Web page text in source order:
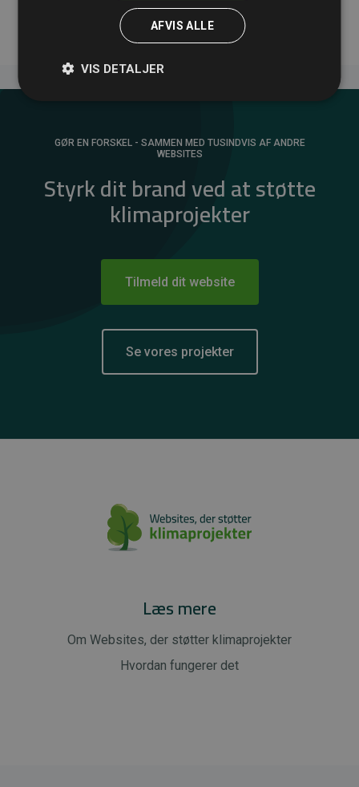
GØR EN FORSKEL - SAMMEN MED TUSINDVIS AF ANDRE
WEBSITES
Styrk dit brand ved at støtte
klimaprojekter
Tilmeld dit website
Se vores projekter
Læs mere
Om Websites, der støtter klimaprojekter
Hvordan fungerer det
AFVIS ALLE
VIS DETALJER